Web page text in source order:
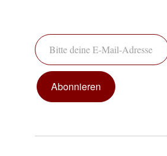
Bitte deine E-Mail-Adresse ein ...
Abonnieren